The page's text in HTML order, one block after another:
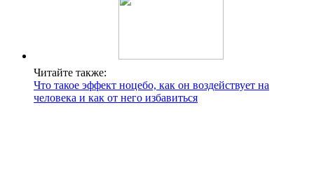
Читайте также:
Что такое эффект ноцебо, как он воздействует на
человека и как от него избавиться